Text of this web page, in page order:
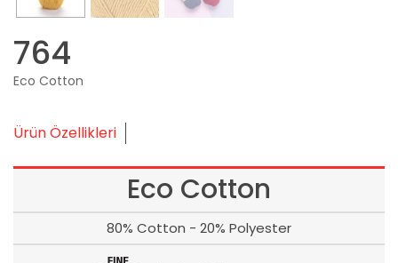
764
Eco Cotton
Ürün Özellikleri
Eco Cotton
80% Cotton - 20% Polyester